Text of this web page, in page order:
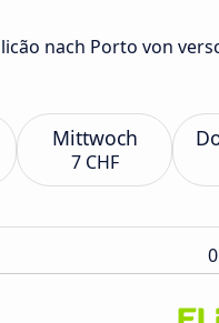
nach Porto von
Mittwoch
7 CHF